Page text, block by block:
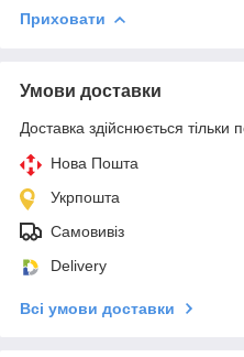
Приховати
Умови доставки
Доставка здійснюється тільки
Нова Пошта
Укрпошта
Самовивіз
Delivery
Всі умови доставки